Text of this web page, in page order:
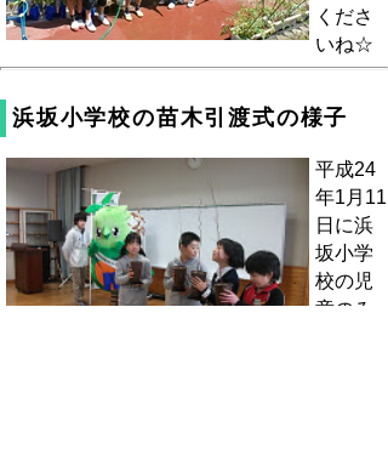
くださ
いね☆
浜坂小学校の苗木引渡式の様子
平成24
年1月11
日に浜
坂小学
校の児
童のみ